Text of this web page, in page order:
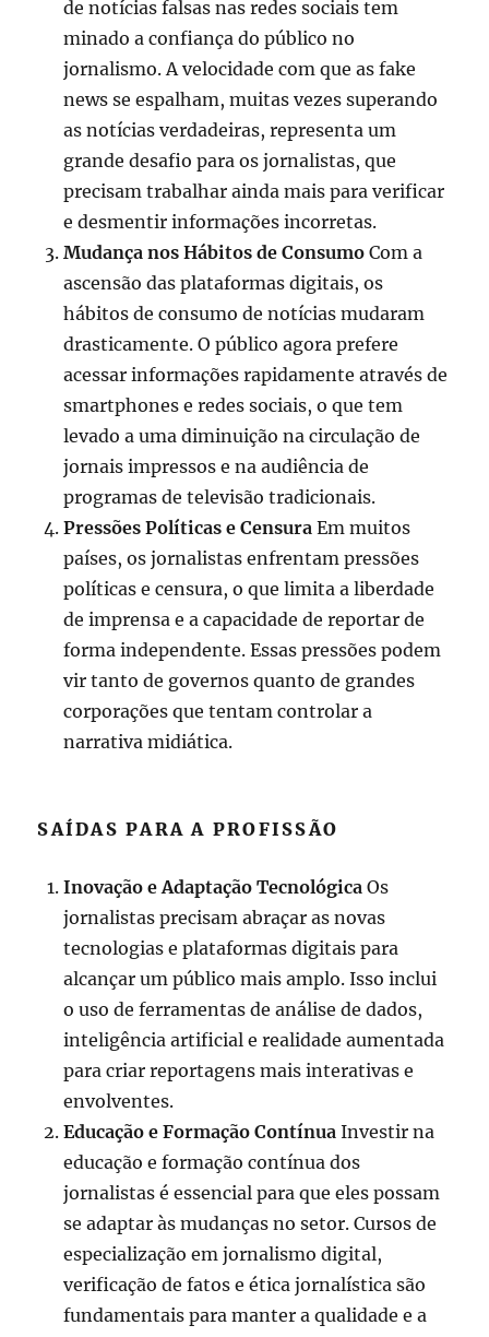
de notícias falsas nas redes sociais tem
minado a confiança do público no
jornalismo. A velocidade com que as fake
news se espalham, muitas vezes superando
as notícias verdadeiras, representa um
grande desafio para os jornalistas, que
precisam trabalhar ainda mais para verificar
e desmentir informações incorretas.
Mudança nos Hábitos de Consumo Com a
ascensão das plataformas digitais, os
hábitos de consumo de notícias mudaram
drasticamente. O público agora prefere
acessar informações rapidamente através de
smartphones e redes sociais, o que tem
levado a uma diminuição na circulação de
jornais impressos e na audiência de
programas de televisão tradicionais.
Pressões Políticas e Censura Em muitos
países, os jornalistas enfrentam pressões
políticas e censura, o que limita a liberdade
de imprensa e a capacidade de reportar de
forma independente. Essas pressões podem
vir tanto de governos quanto de grandes
corporações que tentam controlar a
narrativa midiática.
SAÍDAS PARA A PROFISSÃO
Inovação e Adaptação Tecnológica Os
jornalistas precisam abraçar as novas
tecnologias e plataformas digitais para
alcançar um público mais amplo. Isso inclui
o uso de ferramentas de análise de dados,
inteligência artificial e realidade aumentada
para criar reportagens mais interativas e
envolventes.
Educação e Formação Contínua Investir na
educação e formação contínua dos
jornalistas é essencial para que eles possam
se adaptar às mudanças no setor. Cursos de
especialização em jornalismo digital,
verificação de fatos e ética jornalística são
fundamentais para manter a qualidade e a